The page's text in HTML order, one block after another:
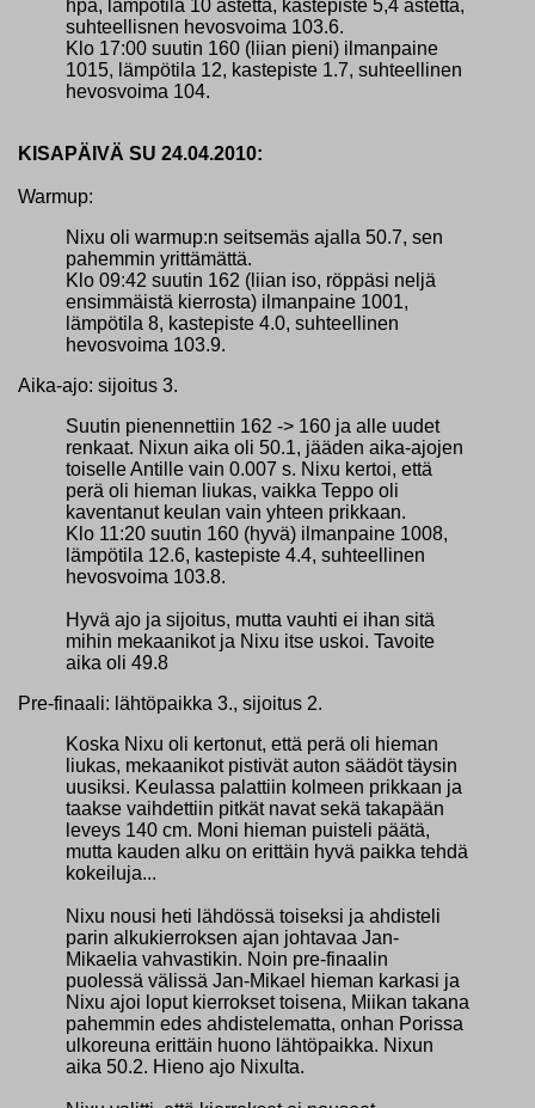
hpa, lämpötila 10 astetta, kastepiste 5,4 astetta,
suhteellisnen hevosvoima 103.6.
Klo 17:00 suutin 160 (liian pieni) ilmanpaine
1015, lämpötila 12, kastepiste 1.7, suhteellinen
hevosvoima 104.
KISAPÄIVÄ SU 24.04.2010:
Warmup:
Nixu oli warmup:n seitsemäs ajalla 50.7, sen
pahemmin yrittämättä.
Klo 09:42 suutin 162 (liian iso, röppäsi neljä
ensimmäistä kierrosta) ilmanpaine 1001,
lämpötila 8, kastepiste 4.0, suhteellinen
hevosvoima 103.9.
Aika-ajo: sijoitus 3.
Suutin pienennettiin 162 -> 160 ja alle uudet
renkaat. Nixun aika oli 50.1, jääden aika-ajojen
toiselle Antille vain 0.007 s. Nixu kertoi, että
perä oli hieman liukas, vaikka Teppo oli
kaventanut keulan vain yhteen prikkaan.
Klo 11:20 suutin 160 (hyvä) ilmanpaine 1008,
lämpötila 12.6, kastepiste 4.4, suhteellinen
hevosvoima 103.8.
Hyvä ajo ja sijoitus, mutta vauhti ei ihan sitä
mihin mekaanikot ja Nixu itse uskoi. Tavoite
aika oli 49.8
Pre-finaali: lähtöpaikka 3., sijoitus 2.
Koska Nixu oli kertonut, että perä oli hieman
liukas, mekaanikot pistivät auton säädöt täysin
uusiksi. Keulassa palattiin kolmeen prikkaan ja
taakse vaihdettiin pitkät navat sekä takapään
leveys 140 cm. Moni hieman puisteli päätä,
mutta kauden alku on erittäin hyvä paikka tehdä
kokeiluja...
Nixu nousi heti lähdössä toiseksi ja ahdisteli
parin alkukierroksen ajan johtavaa Jan-
Mikaelia vahvastikin. Noin pre-finaalin
puolessä välissä Jan-Mikael hieman karkasi ja
Nixu ajoi loput kierrokset toisena, Miikan takana
pahemmin edes ahdistelematta, onhan Porissa
ulkoreuna erittäin huono lähtöpaikka. Nixun
aika 50.2. Hieno ajo Nixulta.